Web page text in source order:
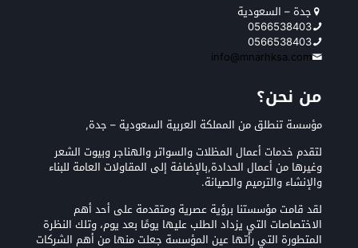
جدة – السعودية
0566538403
0566538403
info@mnarhksa.com
من نحن؟
مؤسسة تنطلق من المملكة العربية السعودية – جدة,
لتقدم خدمات أعمال المظلات والسواتر والهناجر وبيوت الشعر
وغيرها من أعمال الحدادة,بالإضافة إلى المقاولات العامة للبناء
والإنشاء والترميم والصيانة.
لقد قامت مؤسستنا برؤية عصرية ومتقدمة على أحد أهم
الاختصاصات التي يزداد الطلب عليها يومًا بعد يوم، وتلك النظرة
المتطورة التي رأتها عين المؤسسة جعلت منها من أهم الشركات